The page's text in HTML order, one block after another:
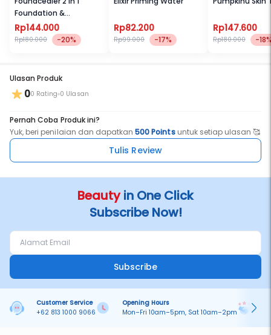
- BPOM Approved
- Dermatologically tested
- No Alcohol
- Bumil Busui Friendly
- Cruelty Free
Foundation &
Concealer
Rp144.000
Rp180.000 -20%
Rp82.200
Rp99.000 -17%
Rp147.600
Rp180.000 -
Ulasan Produk
00 Rating 0 Ulasan
Pernah Coba Produk ini?
Yuk, beri penilaian dan dapatkan500 Pointsuntuk setiap ulasan 🥰
Tulis Review
Beautyin One Click
Subscribe Now!
Subscribe
Customer Service
+62 813 1000 9066
Opening Hours
Mon–Fri 10am–5pm, Sat 10am–2pm